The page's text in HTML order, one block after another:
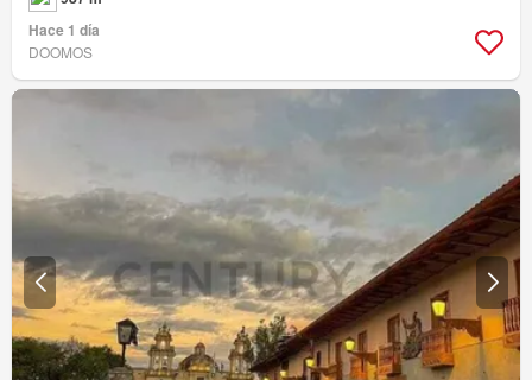
Hace 1 día
DOOMOS